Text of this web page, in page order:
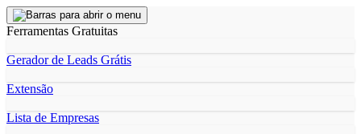
Ferramentas Gratuitas
Gerador de Leads Grátis
Extensão
Lista de Empresas